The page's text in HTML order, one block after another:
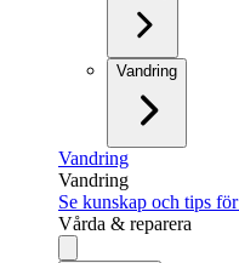
Vandring
Vandring
Vandring
Se kunskap och tips
Vårda & reparera